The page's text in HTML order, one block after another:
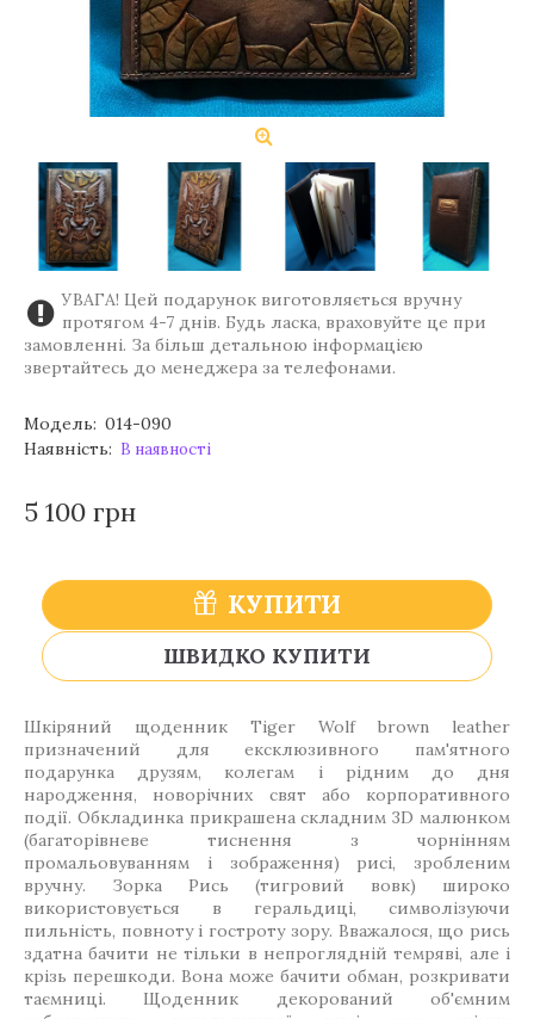
УВАГА! Цей подарунок виготовляється вручну
протягом 4-7 днів. Будь ласка, враховуйте це при
замовленні. За більш детальною інформацією
звертайтесь до менеджера за телефонами.
Модель: 014-090
Наявність: В наявності
5 100 грн
КУПИТИ
ШВИДКО КУПИТИ
Шкіряний щоденник Tiger Wolf brown leather
призначений для ексклюзивного пам'ятного
подарунка друзям, колегам і рідним до дня
народження, новорічних свят або корпоративного
події. Обкладинка прикрашена складним 3D малюнком
(багаторівневе тиснення з чорнінням
промальовуванням і зображення) рисі, зробленим
вручну. Зорка Рись (тигровий вовк) широко
використовується в геральдиці, символізуючи
пильність, повноту і гостроту зору. Вважалося, що рись
здатна бачити не тільки в непроглядній темряві, але і
крізь перешкоди. Вона може бачити обман, розкривати
таємниці. Щоденник декорований об'ємним